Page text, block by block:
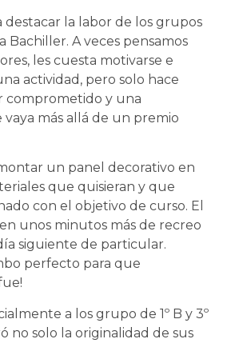
destacar la labor de los grupos
Bachiller. A veces pensamos
les cuesta motivarse e
actividad, pero solo hace
comprometido y una
más allá de un premio
un panel decorativo en
que quisieran y que
con el objetivo de curso. El
unos minutos más de recreo
siguiente de particular.
perfecto para que
a los grupo de 1º B y 3º
no solo la originalidad de sus